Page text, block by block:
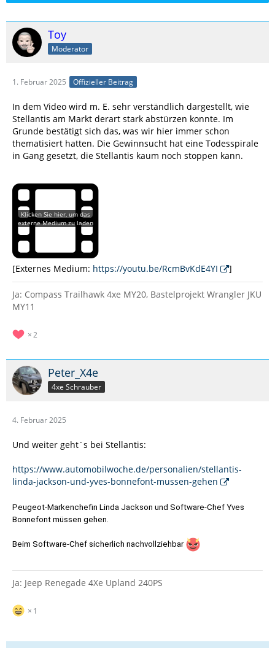
Toy
Moderator
1. Februar 2025 Offizieller Beitrag
In dem Video wird m. E. sehr verständlich dargestellt, wie
Stellantis am Markt derart stark abstürzen konnte. Im
Grunde bestätigt sich das, was wir hier immer schon
thematisiert hatten. Die Gewinnsucht hat eine Todesspirale
in Gang gesetzt, die Stellantis kaum noch stoppen kann.
[Externes Medium: https://youtu.be/RcmBvKdE4YI ]
Ja: Compass Trailhawk 4xe MY20, Bastelprojekt Wrangler JKU
MY11
2
Peter_X4e
4xe Schrauber
4. Februar 2025
Und weiter geht´s bei Stellantis:
https://www.automobilwoche.de/personalien/stellantis-
linda-jackson-und-yves-bonnefont-mussen-gehen
Peugeot-Markenchefin Linda Jackson und Software-Chef Yves
Bonnefont müssen gehen.
Beim Software-Chef sicherlich nachvollziehbar
Ja: Jeep Renegade 4Xe Upland 240PS
1